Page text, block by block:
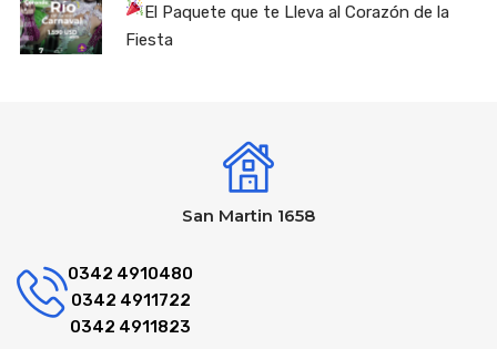
El Paquete que te Lleva al Corazón de la
Fiesta
San Martin 1658
0342 4910480
0342 4911722
0342 4911823